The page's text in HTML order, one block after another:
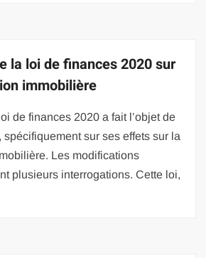
la loi de finances 2020 sur
immobilière
de finances 2020 a fait l’objet de
spécifiquement sur ses effets sur la
Les modifications
plusieurs interrogations. Cette loi,